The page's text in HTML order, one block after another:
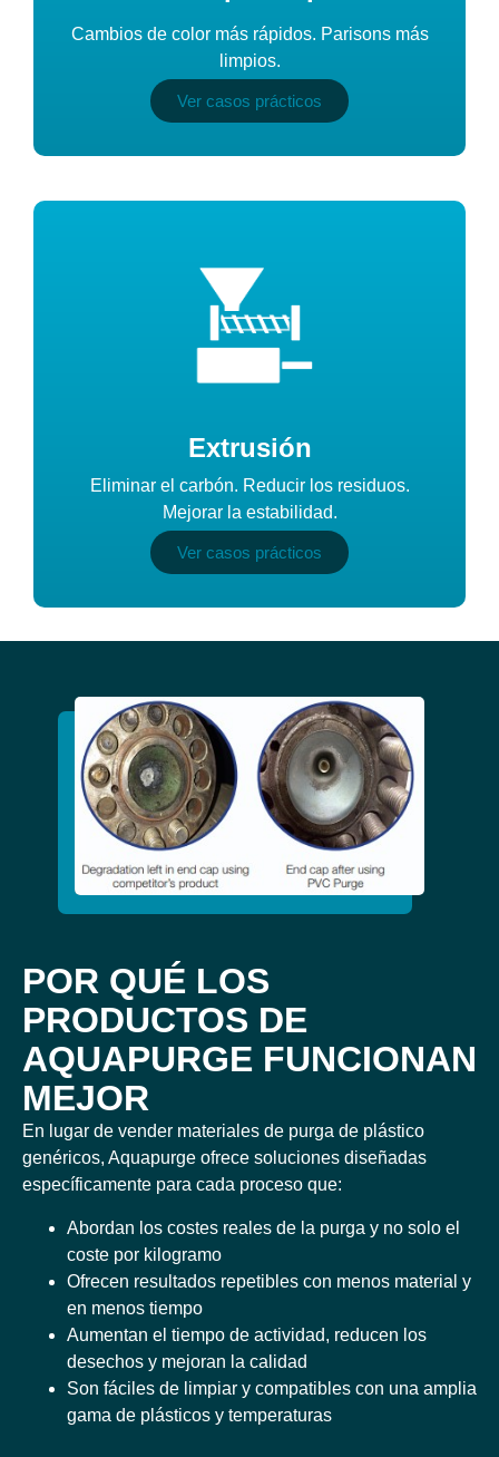
Cambios de color más rápidos. Parisons más
limpios.
Ver casos prácticos
Extrusión
Eliminar el carbón. Reducir los residuos.
Mejorar la estabilidad.
Ver casos prácticos
POR QUÉ LOS
PRODUCTOS DE
AQUAPURGE FUNCIONAN
MEJOR
En lugar de vender materiales de purga de plástico
genéricos, Aquapurge ofrece soluciones diseñadas
específicamente para cada proceso que:
Abordan los costes reales de la purga y no solo el
coste por kilogramo
Ofrecen resultados repetibles con menos material y
en menos tiempo
Aumentan el tiempo de actividad, reducen los
desechos y mejoran la calidad
Son fáciles de limpiar y compatibles con una amplia
gama de plásticos y temperaturas